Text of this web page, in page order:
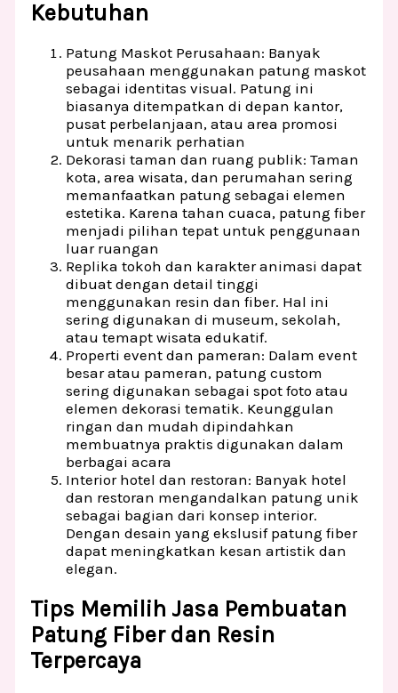
Kebutuhan
Patung Maskot Perusahaan: Banyak
peusahaan menggunakan patung maskot
sebagai identitas visual. Patung ini
biasanya ditempatkan di depan kantor,
pusat perbelanjaan, atau area promosi
untuk menarik perhatian
Dekorasi taman dan ruang publik: Taman
kota, area wisata, dan perumahan sering
memanfaatkan patung sebagai elemen
estetika. Karena tahan cuaca, patung fiber
menjadi pilihan tepat untuk penggunaan
luar ruangan
Replika tokoh dan karakter animasi dapat
dibuat dengan detail tinggi
menggunakan resin dan fiber. Hal ini
sering digunakan di museum, sekolah,
atau temapt wisata edukatif.
Properti event dan pameran: Dalam event
besar atau pameran, patung custom
sering digunakan sebagai spot foto atau
elemen dekorasi tematik. Keunggulan
ringan dan mudah dipindahkan
membuatnya praktis digunakan dalam
berbagai acara
Interior hotel dan restoran: Banyak hotel
dan restoran mengandalkan patung unik
sebagai bagian dari konsep interior.
Dengan desain yang ekslusif patung fiber
dapat meningkatkan kesan artistik dan
elegan.
Tips Memilih Jasa Pembuatan
Patung Fiber dan Resin
Terpercaya